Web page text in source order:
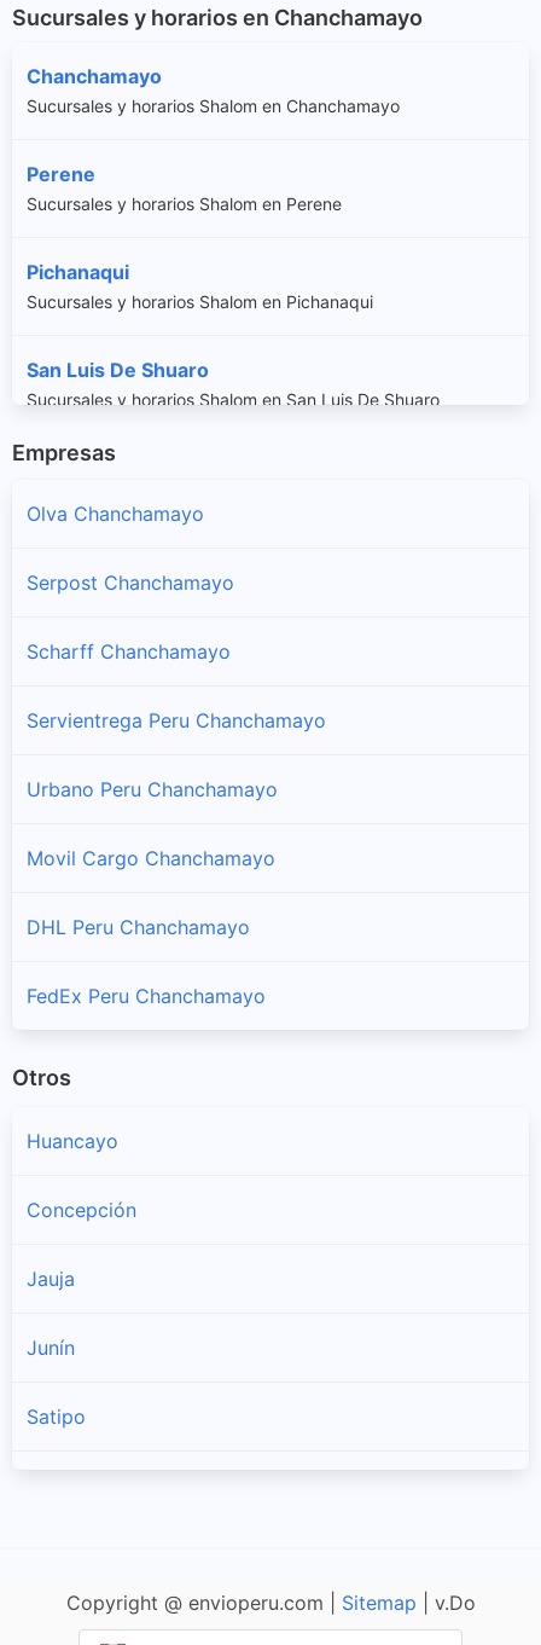
Sucursales y horarios en Chanchamayo
Chanchamayo
Sucursales y horarios Shalom en Chanchamayo
Perene
Sucursales y horarios Shalom en Perene
Pichanaqui
Sucursales y horarios Shalom en Pichanaqui
San Luis De Shuaro
Sucursales y horarios Shalom en San Luis De Shuaro
San Ramon
Sucursales y horarios Shalom en Vitoc
Empresas
Olva Chanchamayo
Serpost Chanchamayo
Scharff Chanchamayo
Servientrega Peru Chanchamayo
Urbano Peru Chanchamayo
Movil Cargo Chanchamayo
DHL Peru Chanchamayo
FedEx Peru Chanchamayo
Otros
Huancayo
Concepción
Jauja
Junín
Satipo
Chupaca
Copyright @ envioperu.com | Sitemap | v.Do